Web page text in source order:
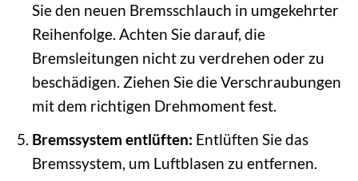
Sie den neuen Bremsschlauch in umgekehrter
Reihenfolge. Achten Sie darauf, die
Bremsleitungen nicht zu verdrehen oder zu
beschädigen. Ziehen Sie die Verschraubungen
mit dem richtigen Drehmoment fest.
Bremssystem entlüften: Entlüften Sie das
Bremssystem, um Luftblasen zu entfernen.